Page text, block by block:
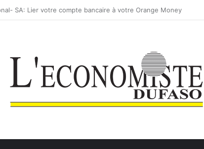
les Etalons Dames quittent la compétition